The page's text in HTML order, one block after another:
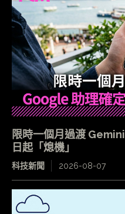
限時一個月過渡
日起「熄機」
科技新聞 2026-08-07